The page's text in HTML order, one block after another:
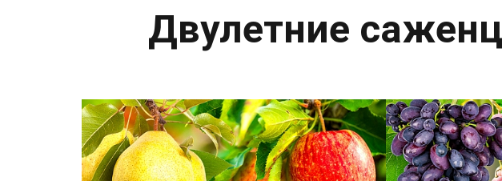
Двулетние